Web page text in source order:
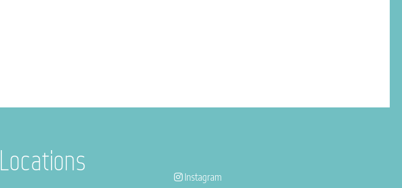
Locations Instagram